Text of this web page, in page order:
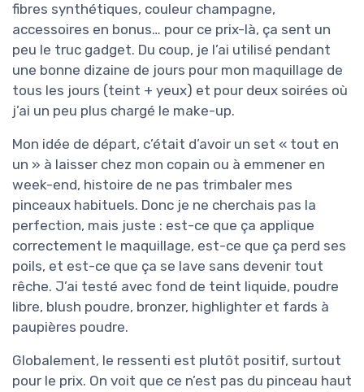
fibres synthétiques, couleur champagne,
accessoires en bonus… pour ce prix-là, ça sent un
peu le truc gadget. Du coup, je l’ai utilisé pendant
une bonne dizaine de jours pour mon maquillage de
tous les jours (teint + yeux) et pour deux soirées où
j’ai un peu plus chargé le make-up.
Mon idée de départ, c’était d’avoir un set « tout en
un » à laisser chez mon copain ou à emmener en
week-end, histoire de ne pas trimbaler mes
pinceaux habituels. Donc je ne cherchais pas la
perfection, mais juste : est-ce que ça applique
correctement le maquillage, est-ce que ça perd ses
poils, et est-ce que ça se lave sans devenir tout
rêche. J’ai testé avec fond de teint liquide, poudre
libre, blush poudre, bronzer, highlighter et fards à
paupières poudre.
Globalement, le ressenti est plutôt positif, surtout
pour le prix. On voit que ce n’est pas du pinceau haut